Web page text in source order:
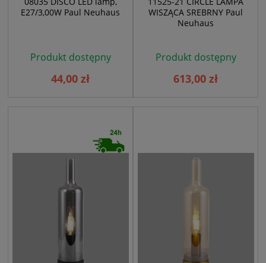
E27/3,00W Paul Neuhaus
Produkt dostępny
44,00 zł
WISZĄCA SREBRNY Paul
Neuhaus
Produkt dostępny
613,00 zł